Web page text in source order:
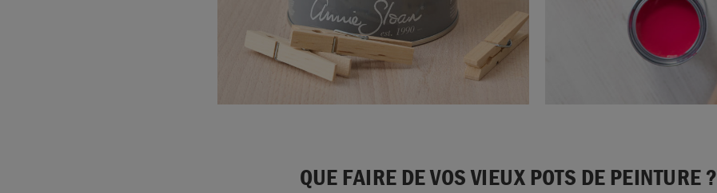
QUE FAIRE DE VOS VIEUX POTS DE PEINTURE ?